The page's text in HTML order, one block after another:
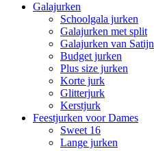
Galajurken
Schoolgala jurken
Galajurken met split
Galajurken van Satijn
Budget jurken
Plus size jurken
Korte jurk
Glitterjurk
Kerstjurk
Feestjurken voor Dames
Sweet 16
Lange jurken